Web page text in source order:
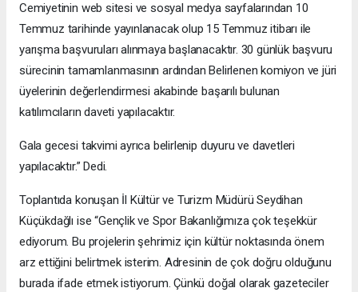
Cemiyetinin web sitesi ve sosyal medya sayfalarından 10
Temmuz tarihinde yayınlanacak olup 15 Temmuz itibarı ile
yarışma başvuruları alınmaya başlanacaktır. 30 günlük başvuru
sürecinin tamamlanmasının ardından Belirlenen komiyon ve jüri
üyelerinin değerlendirmesi akabinde başarılı bulunan
katılımcıların daveti yapılacaktır.
Gala gecesi takvimi ayrıca belirlenip duyuru ve davetleri
yapılacaktır.” Dedi.
Toplantıda konuşan İl Kültür ve Turizm Müdürü Seydihan
Küçükdağlı ise “Gençlik ve Spor Bakanlığımıza çok teşekkür
ediyorum. Bu projelerin şehrimiz için kültür noktasında önem
arz ettiğini belirtmek isterim. Adresinin de çok doğru olduğunu
burada ifade etmek istiyorum. Çünkü doğal olarak gazeteciler